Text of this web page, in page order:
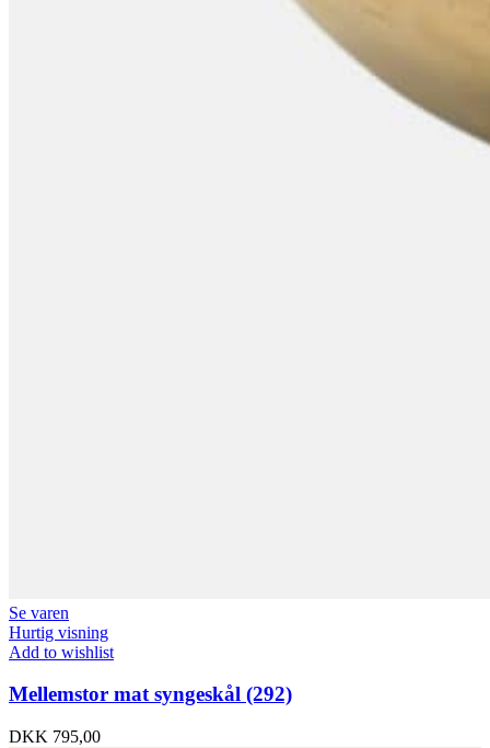
Se varen
Hurtig visning
Add to wishlist
Mellemstor mat syngeskål (292)
DKK 795,00